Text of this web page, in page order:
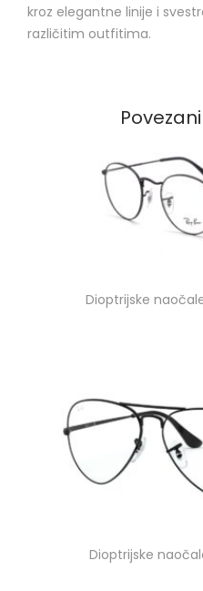
kroz elegantne linije i
različitim outfitima.
Dioptrijske
Dioptrijske